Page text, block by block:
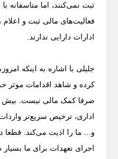
ثبت نمی‌کنند، اما متاسفانه
فعالیت‌های مالی ثبت و اعلام
ادارات دارایی ندارند.
جلیلی با اشاره به اینکه
کرده و شاهد اقدامات موثر
صرفا کمک مالی نیست. بیش
اداری، ترخیص سریع‌تر واردات
و... ما را اذیت می‌کند.
اجرای تعهدات برای ما